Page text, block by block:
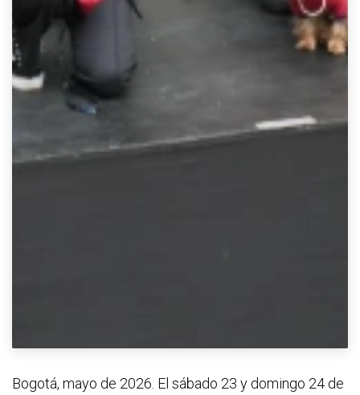
Bogotá, mayo de 2026. El sábado 23 y domingo 24 de